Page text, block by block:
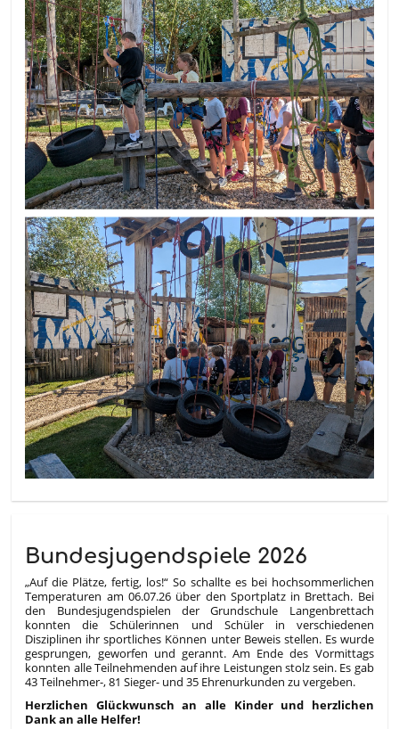
Bundesjugendspiele 2026
„Auf die Plätze, fertig, los!“ So schallte es bei hochsommerlichen
Temperaturen am 06.07.26 über den Sportplatz in Brettach. Bei
den Bundesjugendspielen der Grundschule Langenbrettach
konnten die Schülerinnen und Schüler in verschiedenen
Disziplinen ihr sportliches Können unter Beweis stellen. Es wurde
gesprungen, geworfen und gerannt. Am Ende des Vormittags
konnten alle Teilnehmenden auf ihre Leistungen stolz sein. Es gab
43 Teilnehmer-, 81 Sieger- und 35 Ehrenurkunden zu vergeben.
Herzlichen Glückwunsch an alle Kinder und herzlichen
Dank an alle Helfer!